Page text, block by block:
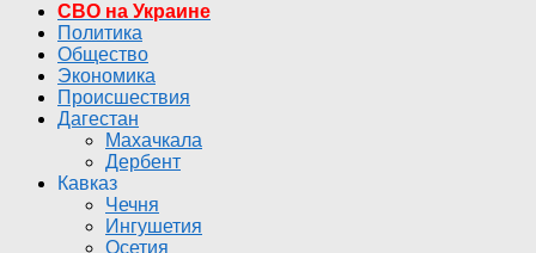
СВО на Украине
Политика
Общество
Экономика
Происшествия
Дагестан
Махачкала
Дербент
Кавказ
Чечня
Ингушетия
Осетия